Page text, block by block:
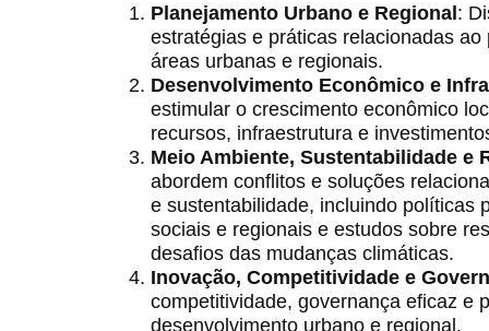
Planejamento Urbano e Regional:
estratégias e práticas relacionadas
áreas urbanas e regionais.
Desenvolvimento Econômico e
estimular o crescimento econômico
recursos, infraestrutura e
Meio Ambiente, Sustentabilidade e
abordem conflitos e soluções
e sustentabilidade, incluindo políticas
sociais e regionais e estudos sobre
desafios das mudanças climáticas.
Inovação, Competitividade e
competitividade, governança eficaz e
desenvolvimento urbano e regional.